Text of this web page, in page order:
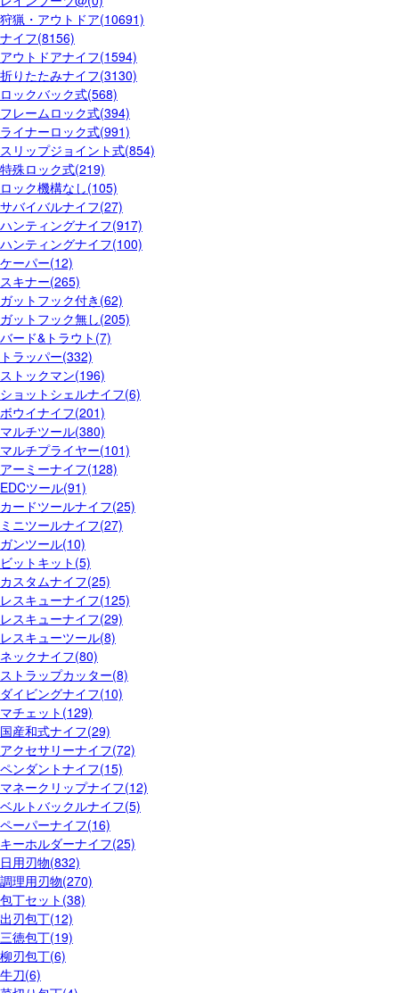
狩猟・アウトドア(10691)
ナイフ(8156)
アウトドアナイフ(1594)
折りたたみナイフ(3130)
ロックバック式(568)
フレームロック式(394)
ライナーロック式(991)
スリップジョイント式(854)
特殊ロック式(219)
ロック機構なし(105)
サバイバルナイフ(27)
ハンティングナイフ(917)
ハンティングナイフ(100)
ケーパー(12)
スキナー(265)
ガットフック付き(62)
ガットフック無し(205)
バード&トラウト(7)
トラッパー(332)
ストックマン(196)
ショットシェルナイフ(6)
ボウイナイフ(201)
マルチツール(380)
マルチプライヤー(101)
アーミーナイフ(128)
EDCツール(91)
カードツールナイフ(25)
ミニツールナイフ(27)
ガンツール(10)
ビットキット(5)
カスタムナイフ(25)
レスキューナイフ(125)
レスキューナイフ(29)
レスキューツール(8)
ネックナイフ(80)
ストラップカッター(8)
ダイビングナイフ(10)
マチェット(129)
国産和式ナイフ(29)
アクセサリーナイフ(72)
ペンダントナイフ(15)
マネークリップナイフ(12)
ベルトバックルナイフ(5)
ペーパーナイフ(16)
キーホルダーナイフ(25)
日用刃物(832)
調理用刃物(270)
包丁セット(38)
出刃包丁(12)
三徳包丁(19)
柳刃包丁(6)
牛刀(6)